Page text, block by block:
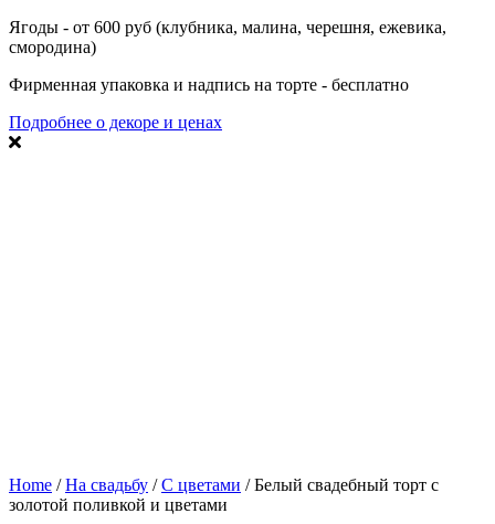
Ягоды - от 600 руб (клубника, малина, черешня, ежевика,
смородина)
Фирменная упаковка и надпись на торте - бесплатно
Подробнее о декоре и ценах
Home /На свадьбу /С цветами / Белый свадебный торт с
золотой поливкой и цветами